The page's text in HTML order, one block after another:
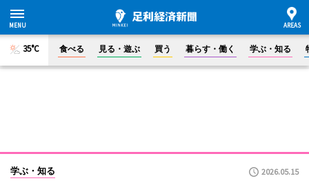
35°C 食べる 見る・遊ぶ 買う 暮らす・働く 学ぶ・知る
学ぶ・知る 2026.05.15